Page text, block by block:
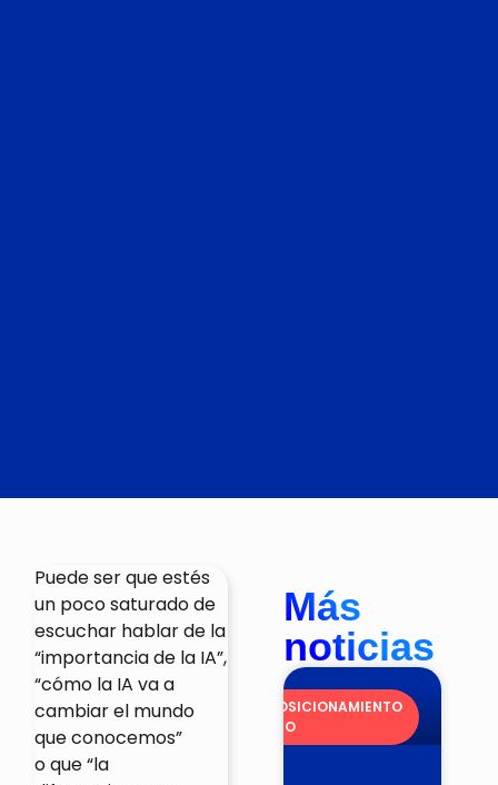
Puede ser que estés
un poco saturado de
escuchar hablar de la
“importancia de la IA”,
“cómo la IA va a
cambiar el mundo
que conocemos”
o que “la
Más
noticias
POSICIONAMIENTO
SEO